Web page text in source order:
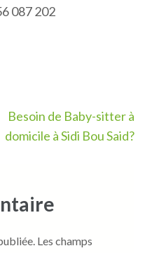
087 202
Besoin de Baby-sitter à
domicile à Sidi Bou Said?
Les champs